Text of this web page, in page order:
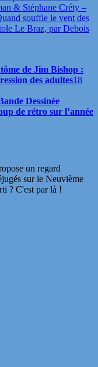
& Stéphane Créty –
souffle le vent des
Le Braz, par Debois
de Jim Bishop :
des adultes18
Dessinée
de rétro sur l’année
un regard
sur le Neuvième
? C'est par là !